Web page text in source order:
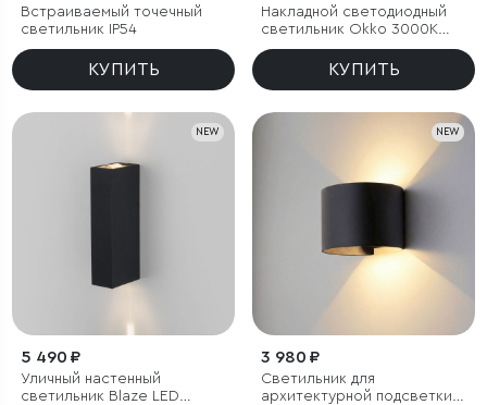
Встраиваемый точечный
светильник IP54
КУПИТЬ
Накладной светодиодный
светильник Okko 3000K
черный IP54
КУПИТЬ
NEW
5 490 ₽
Уличный настенный
светильник Blaze LED
NEW
3 980 ₽
Светильник для
архитектурной подсветки